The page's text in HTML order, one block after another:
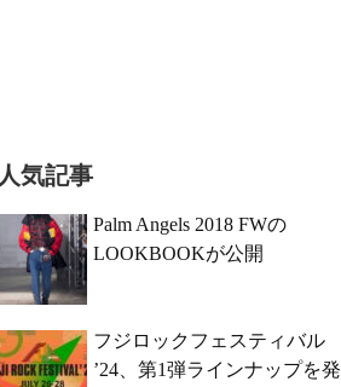
人気記事
Palm Angels 2018 FWの
LOOKBOOKが公開
フジロックフェスティバル
’24、第1弾ラインナップを発